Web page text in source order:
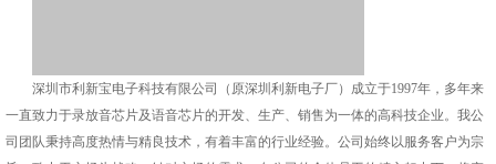
ISD1720SY语音芯片是华邦推
出的单片优质语音录放电路
深圳市利新宝电子科技有限公司（原深圳利新电子厂）成立于1997年，多年来
一直致力于录放音芯片及语音芯片的开发、生产、销售为一体的高科技企业。我公
司团队秉持高度热情与精良技术，有着丰富的行业经验。公司始终以服务客户为宗